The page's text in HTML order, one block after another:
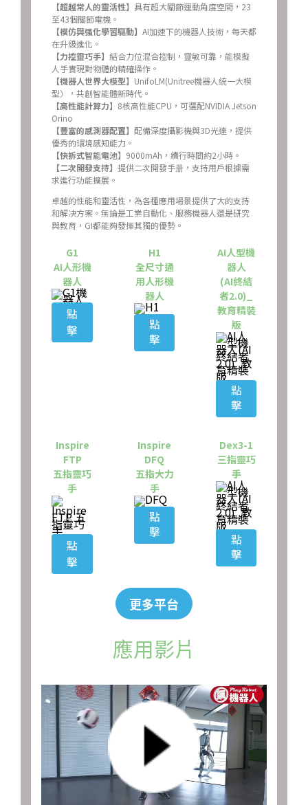
【超越常人的靈活性】 具有超大關節運動角度空間，23
至43個關節電機。
【模仿與强化學習驅動】 AI加速下的機器人技術，每天都
在升級進化。
【力控靈巧手】 結合力位混合控制，靈敏可靠，能模擬
人手實現對物體的精確操作。
【機器人世界大模型】 UnifoLM(Unitree機器人統一大模
型），共創智能體新時代。
【高性能計算力】 8核高性能CPU，可選配NVIDIA Jetson
Orino
【豐富的感測器配置】 配備深度攝影機與3D光達，提供
優秀的環境感知能力。
【快拆式智能電池】 9000mAh，續行時間約2小時。
【二次開發支持】 提供二次開發手册，支持用戶根據需
求進行功能擴展。
卓越的性能和靈活性，為各種應用場景提供了大的支持
和解决方案。無論是工業自動化、服務機器人還是研究
與教育，GI都能夠發揮其獨的優勢。
G1
AI人形機
器人
點
擊
H1
全尺寸通
用人形機
器人
點
擊
AI人型機
器人
(AI終結
者2.0)_
教育精裝
版
點
擊
Inspire
FTP
五指靈巧
手
點
擊
Inspire
DFQ
五指大力
手
點
擊
Dex3-1
三指靈巧
手
點
擊
更多平台
應用影片